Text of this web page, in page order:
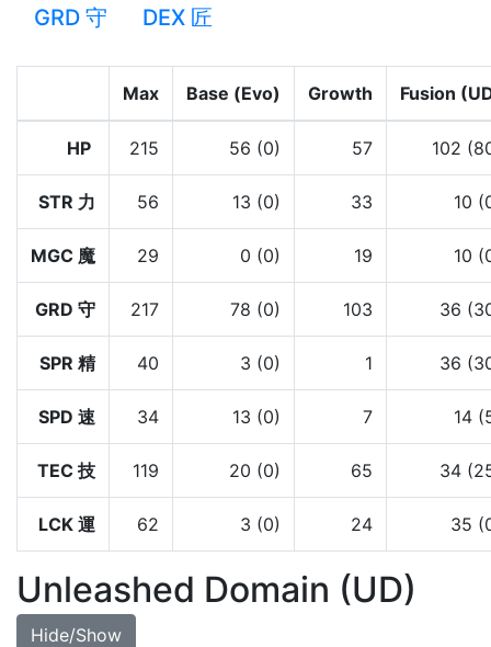
GRD 守
DEX 匠
Max Base (Evo) Growth Fusion
HP 215 56 (0) 57 102
STR 力 56 13 (0) 33 10
MGC 魔 29 0 (0) 19 10
GRD 守 217 78 (0) 103 36
SPR 精 40 3 (0) 1 36
SPD 速 34 13 (0) 7 14
TEC 技 119 20 (0) 65 34
LCK 運 62 3 (0) 24 35
Unleashed Domain (UD)
Hide/Show